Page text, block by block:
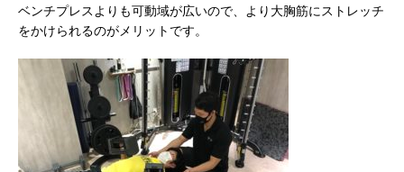
ベンチプレスよりも可動域が広いので、より大胸筋にストレッチ
をかけられるのがメリットです。